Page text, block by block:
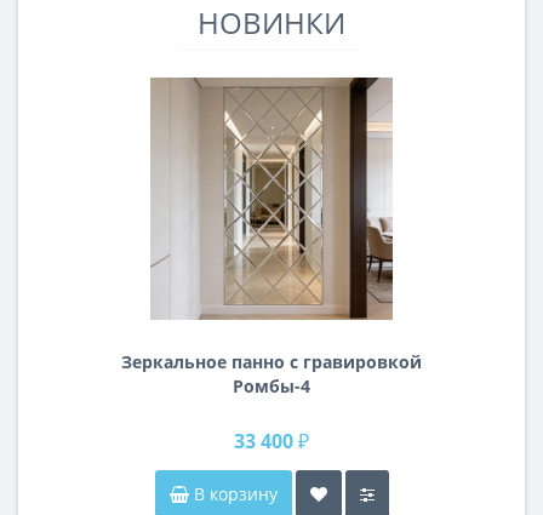
НОВИНКИ
Зеркальное панно с гравировкой
Ромбы-4
33 400 ₽
В корзину